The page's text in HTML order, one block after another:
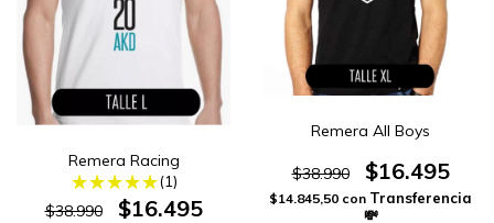
Remera Racing
(1)
$38.990
$16.495
Remera All Boys
$38.990 $16.495
$14.845,50 con